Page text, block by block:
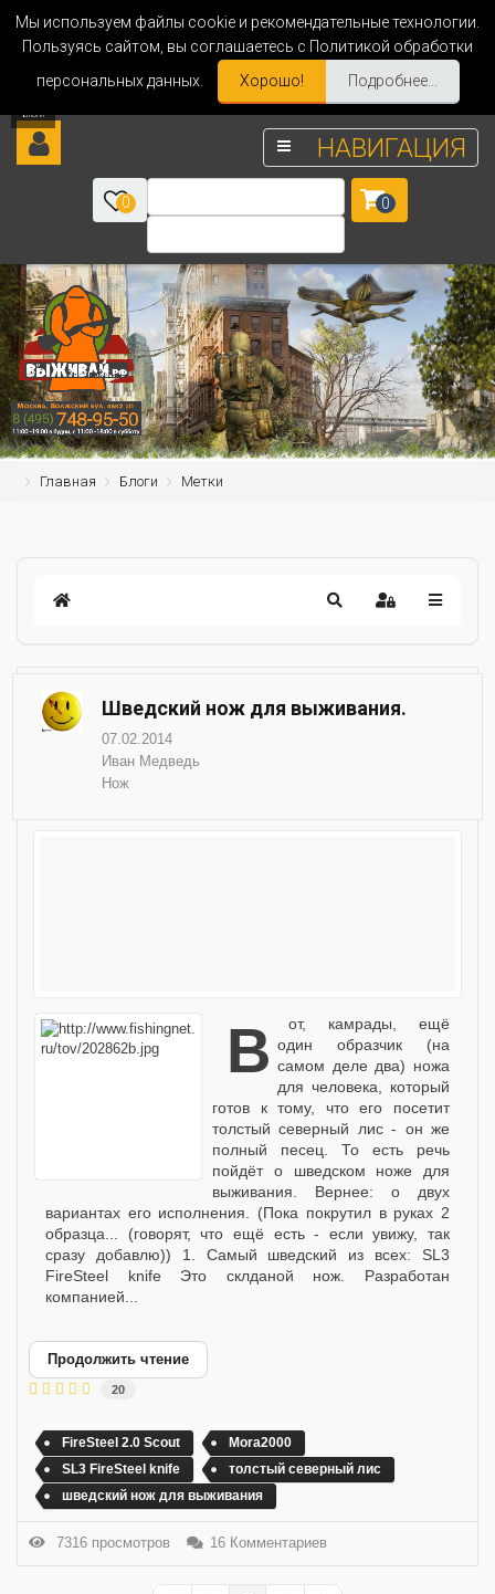
Мы используем файлы cookie и рекомендательные технологии.
Пользуясь сайтом, вы соглашаетесь с Политикой обработки
персональных данных.
Хорошо! Подробнее...
НАВИГАЦИЯ
0 0
Главная Блоги Метки
Шведский нож для выживания.
07.02.2014
Иван Медведь
Нож
Вот, камрады, ещё один образчик (на
самом деле два) ножа
для человека, который
готов к тому, что его посетит
толстый северный лис - он же
полный песец. То есть речь
пойдёт о шведском ноже для
выживания. Вернее: о двух
вариантах его исполнения. (Пока покрутил в руках 2
образца... (говорят, что ещё есть - если увижу, так
сразу добавлю)) 1. Самый шведский из всех: SL3
FireSteel knife Это склданой нож. Разработан
компанией...
Продолжить чтение
20
FireSteel 2.0 Scout
Mora2000
SL3 FireSteel knife
толстый северный лис
шведский нож для выживания
7316 просмотров 16 Комментариев